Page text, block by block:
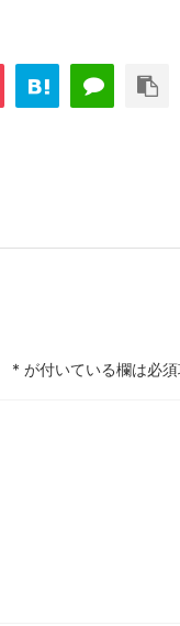
* が付いている欄は必